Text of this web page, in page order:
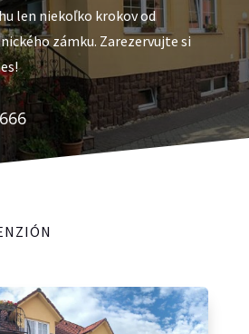
len niekoľko krokov od
zámku. Zarezervujte si